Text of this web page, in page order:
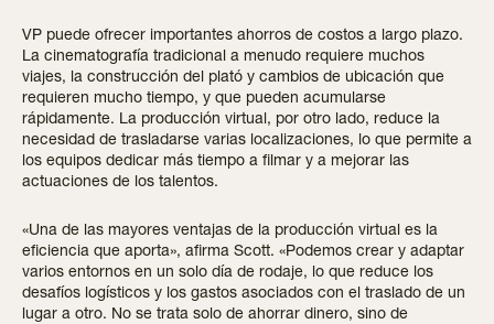
VP puede ofrecer importantes ahorros de costos a largo plazo.
La cinematografía tradicional a menudo requiere muchos
viajes, la construcción del plató y cambios de ubicación que
requieren mucho tiempo, y que pueden acumularse
rápidamente. La producción virtual, por otro lado, reduce la
necesidad de trasladarse varias localizaciones, lo que permite a
los equipos dedicar más tiempo a filmar y a mejorar las
actuaciones de los talentos.
«Una de las mayores ventajas de la producción virtual es la
eficiencia que aporta», afirma Scott. «Podemos crear y adaptar
varios entornos en un solo día de rodaje, lo que reduce los
desafíos logísticos y los gastos asociados con el traslado de un
lugar a otro. No se trata solo de ahorrar dinero, sino de